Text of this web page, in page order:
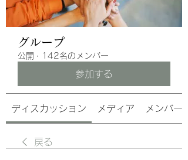
グループ
公開 · 142名のメンバー
参加する
ディスカッション メディア メンバー
戻る